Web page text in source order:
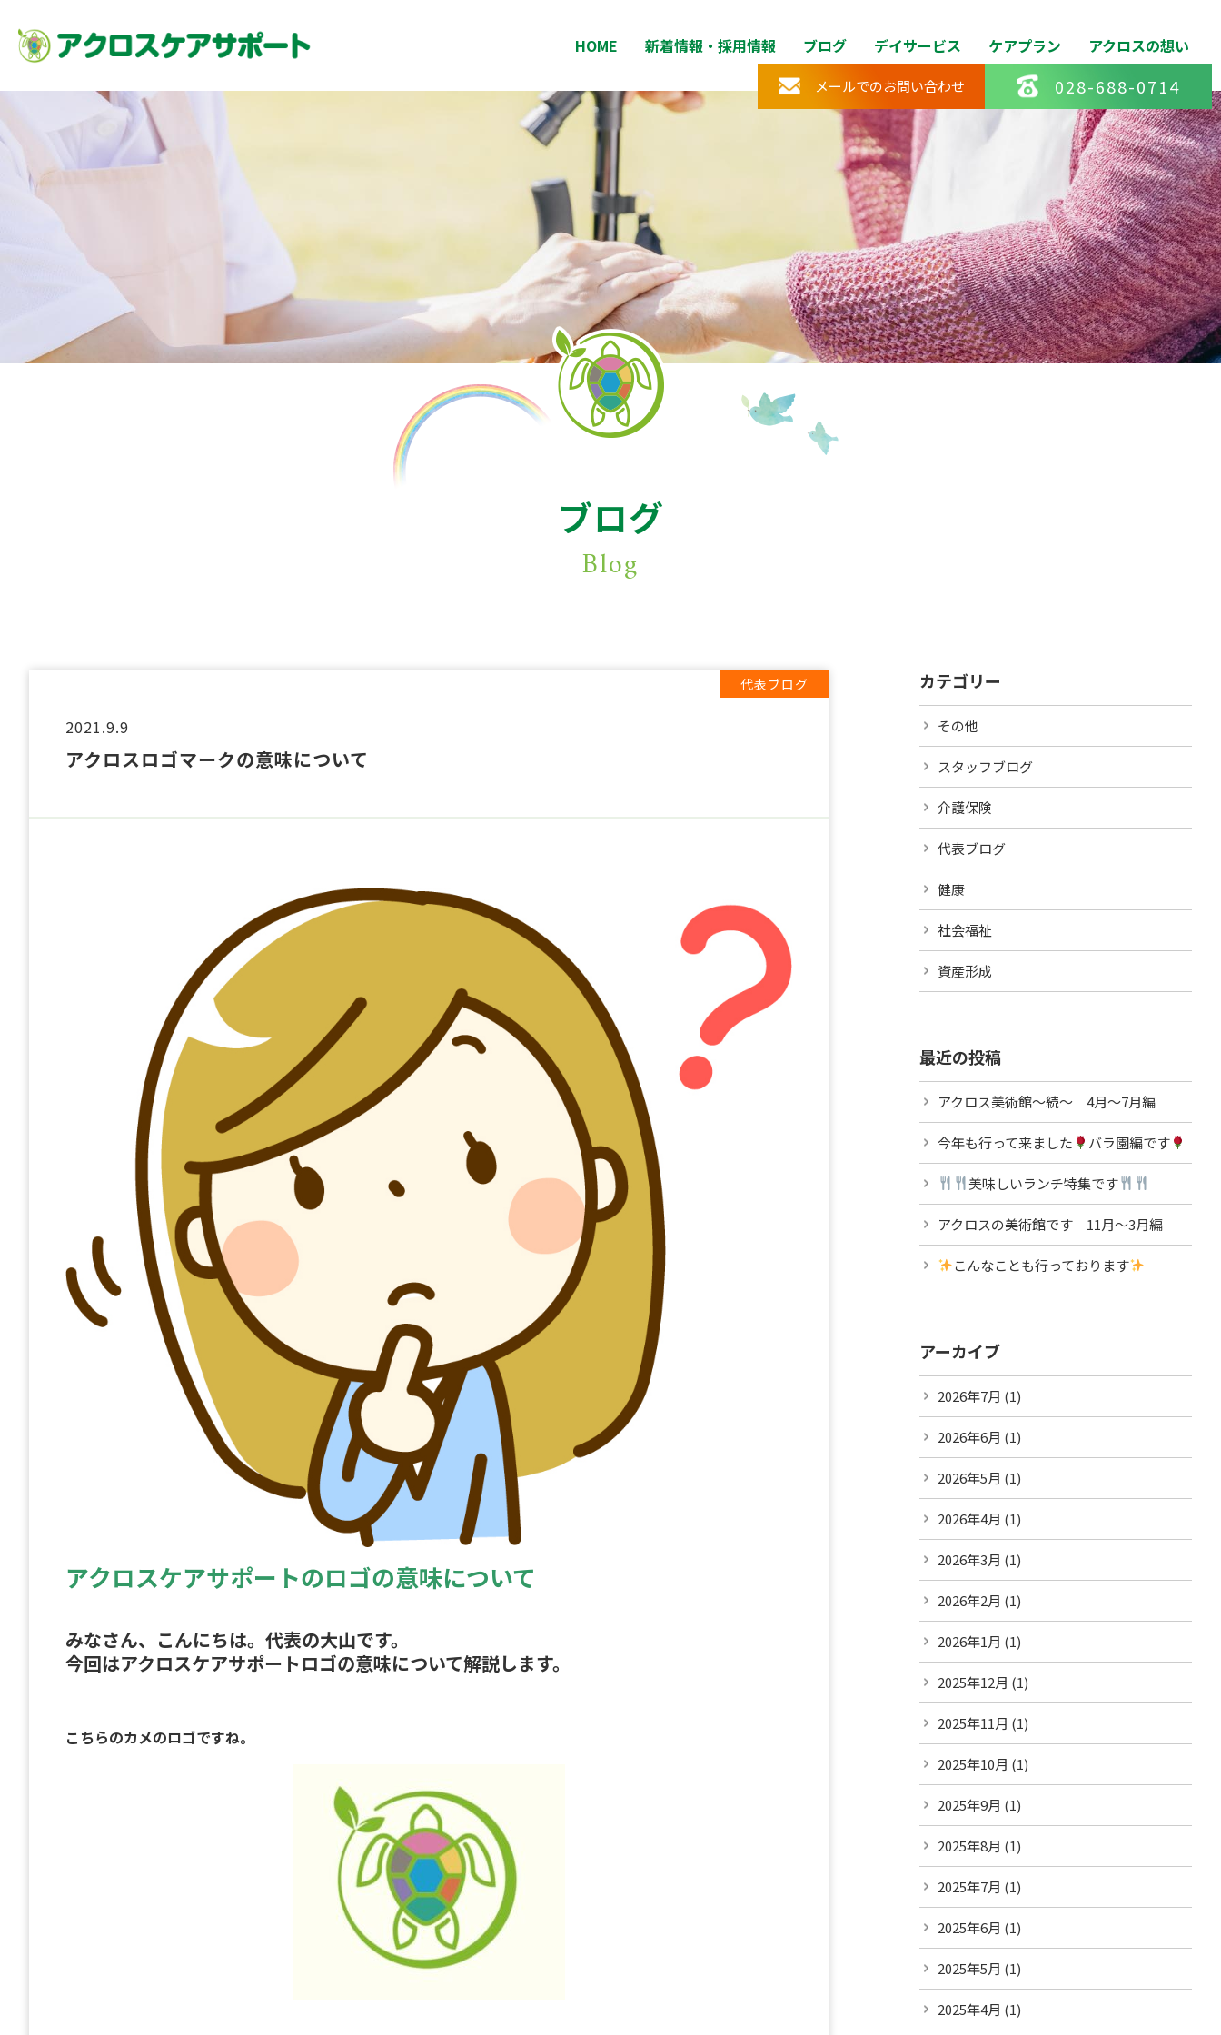
HOME 新着情報・採用情報 ブログ デイサービス ケアプラン アクロスの想い
メールでのお問い合わせ 028-688-0714
ブログ
Blog
代表ブログ
2021.9.9
アクロスロゴマークの意味について
アクロスケアサポートのロゴの意味について
みなさん、こんにちは。代表の大山です。
今回はアクロスケアサポートロゴの意味について解説します。
こちらのカメのロゴですね。
カテゴリー
その他
スタッフブログ
介護保険
代表ブログ
健康
社会福祉
資産形成
最近の投稿
アクロス美術館～続～ 4月～7月編
今年も行って来ました バラ園編です
美味しいランチ特集です
アクロスの美術館です 11月～3月編
こんなことも行っております
アーカイブ
2026年7月 (1)
2026年6月 (1)
2026年5月 (1)
2026年4月 (1)
2026年3月 (1)
2026年2月 (1)
2026年1月 (1)
2025年12月 (1)
2025年11月 (1)
2025年10月 (1)
2025年9月 (1)
2025年8月 (1)
2025年7月 (1)
2025年6月 (1)
2025年5月 (1)
2025年4月 (1)